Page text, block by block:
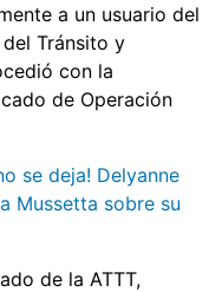
a un usuario del
Tránsito y
con la
de Operación
se deja! Delyanne
Mussetta sobre su
de la ATTT,